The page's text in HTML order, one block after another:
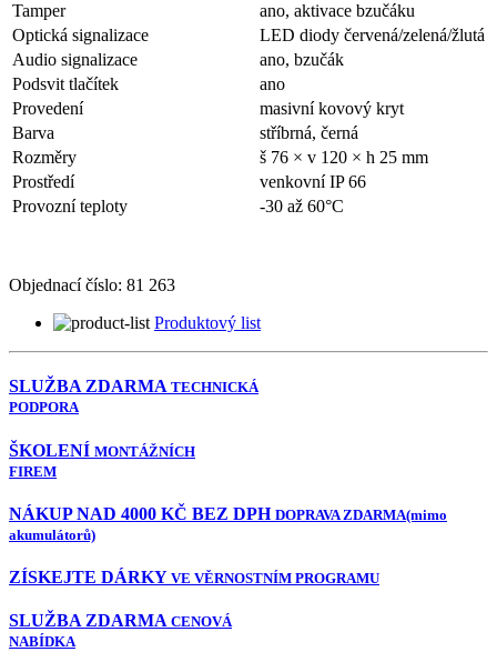
Tamper
ano, aktivace bzučáku
Optická signalizace
LED diody červená/zelená/žlutá
Audio signalizace
ano, bzučák
Podsvit tlačítek
ano
Provedení
masivní kovový kryt
Barva
stříbrná, černá
Rozměry
š 76 × v 120 × h 25 mm
Prostředí
venkovní IP 66
Provozní teploty
-30 až 60°C
Objednací číslo: 81 263
Produktový list
SLUŽBA ZDARMA TECHNICKÁ
PODPORA
ŠKOLENÍ MONTÁŽNÍCH
FIREM
NÁKUP NAD 4000 KČ BEZ DPH DOPRAVA ZDARMA(mimo
akumulátorů)
ZÍSKEJTE DÁRKY VE VĚRNOSTNÍM PROGRAMU
SLUŽBA ZDARMA CENOVÁ
NABÍDKA